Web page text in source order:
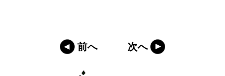
前へ 次へ